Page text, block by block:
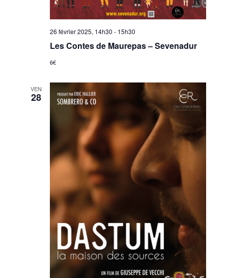
26 février 2025, 14h30 - 15h30
Les Contes de Maurepas – Sevenadur
6€
VEN
28